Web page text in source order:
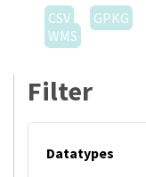
CSV
GPKG
WMS
Filter
Datatypes